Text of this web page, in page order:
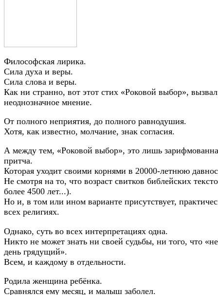
Философская лирика.
Сила духа и веры.
Сила слова и веры.
Как ни странно, вот этот стих «Роковой выбор», вызвал
неоднозначное мнение.
От полного неприятия, до полного равнодушия.
Хотя, как известно, молчание, знак согласия.
А между тем, «Роковой выбор», это лишь
притча.
Которая уходит своими корнями в 20000-летнюю
Не смотря на то, что возраст свитков библейских
более 4500 лет...).
Но и, в том или ином варианте присутствует,
всех религиях.
Однако, суть во всех интерпретациях одна.
Никто не может знать ни своей судьбы, ни того, что
день грядущий».
Всем, и каждому в отдельности.
Родила женщина ребёнка.
Сравнялся ему месяц, и малыш заболел.